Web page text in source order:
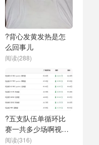
?背心发黄发热是怎
么回事儿
阅读(288)
?五支队伍单循环比
赛一共多少场啊视频
看
阅读(316)